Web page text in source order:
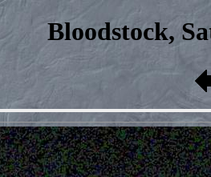
Bloodstock,